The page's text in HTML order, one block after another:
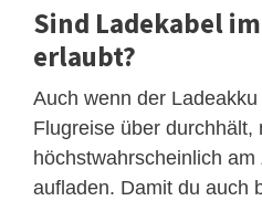
Sind Ladekabel
erlaubt?
Auch wenn der
Flugreise über durchhält,
höchstwahrscheinlich
aufladen. Damit du auch